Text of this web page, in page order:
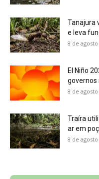
Tanajura
e leva
8 de
El Niño
governos
8 de
Traíra
ar em
8 de